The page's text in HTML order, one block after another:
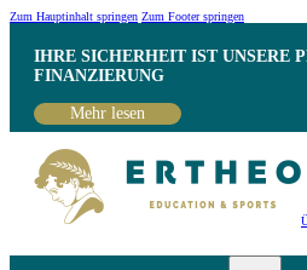
Zum Hauptinhalt springen Zum Footer springen
IHRE SICHERHEIT IST UNSERE
INANZIERUNG
Mehr lesen